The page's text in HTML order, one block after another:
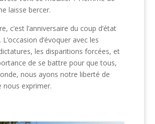
laisse bercer.
c’est l’anniversaire du coup d’état
d’évoquer avec les
les disparitions forcées, et
de se battre pour que tous,
nous ayons notre liberté de
nous exprimer.